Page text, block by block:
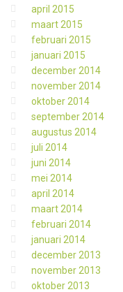
april 2015
maart 2015
februari 2015
januari 2015
december 2014
november 2014
oktober 2014
september 2014
augustus 2014
juli 2014
juni 2014
mei 2014
april 2014
maart 2014
februari 2014
januari 2014
december 2013
november 2013
oktober 2013